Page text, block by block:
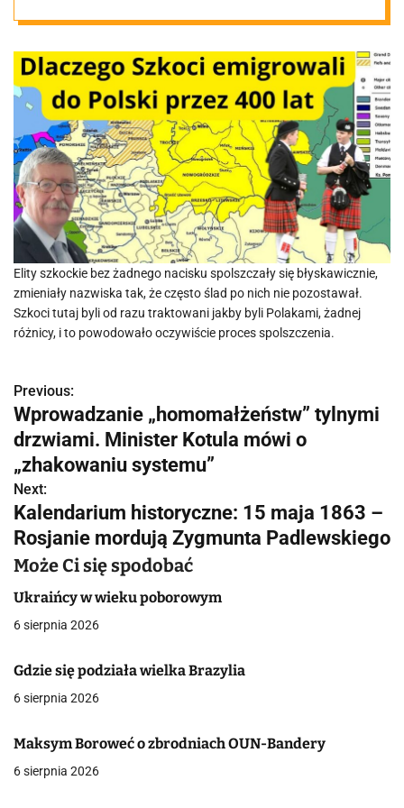
zamiast
zachodu
Europy?
Elity szkockie bez żadnego nacisku spolszczały się błyskawicznie,
zmieniały nazwiska tak, że często ślad po nich nie pozostawał.
Szkoci tutaj byli od razu traktowani jakby byli Polakami, żadnej
różnicy, i to powodowało oczywiście proces spolszczenia.
N
a
w
i
g
a
c
j
a
w
p
i
Previous:
Wprowadzanie „homomałżeństw” tylnymi
drzwiami. Minister Kotula mówi o
„zhakowaniu systemu”
Next:
Kalendarium historyczne: 15 maja 1863 –
Rosjanie mordują Zygmunta Padlewskiego
Może Ci się spodobać
Ukraińcy w wieku poborowym
6 sierpnia 2026
Gdzie się podziała wielka Brazylia
6 sierpnia 2026
Maksym Boroweć o zbrodniach OUN-Bandery
6 sierpnia 2026